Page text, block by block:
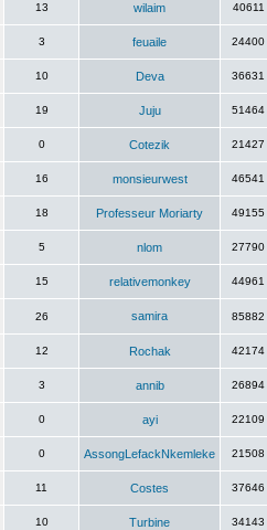
13 wilaim 40611
3 feuaile 24400
10 Deva 36631
19 Juju 51464
0 Cotezik 21427
16 monsieurwest 46541
18 Professeur Moriarty 49155
5 nlom 27790
15 relativemonkey 44961
26 samira 85882
12 Rochak 42174
3 annib 26894
0 ayi 22109
0 AssongLefackNkemleke 21508
11 Costes 37646
10 Turbine 34143